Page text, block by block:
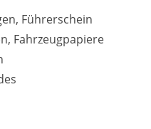
Führerschein
Fahrzeugpapiere